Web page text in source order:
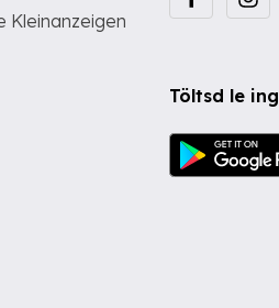
Kleinanzeigen
Töltsd le